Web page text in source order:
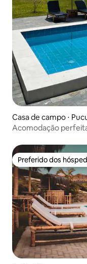
Casa de campo ⋅
Acomodação
Preferido dos
Preferido dos